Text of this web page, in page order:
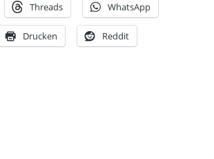
Threads WhatsApp
Drucken Reddit